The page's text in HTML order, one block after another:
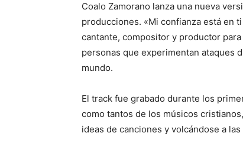
Coalo Zamorano lanza una nueva
producciones. «Mi confianza está en
cantante, compositor y productor
personas que experimentan ataques
mundo.
El track fue grabado durante los
como tantos de los músicos
ideas de canciones y volcándose a